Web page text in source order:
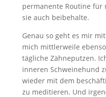
permanente Routine für
sie auch beibehalte.
Genau so geht es mir
mich mittlerweile
tägliche Zähneputzen.
inneren Schweinehund
wieder mit dem
zu meditieren. Und